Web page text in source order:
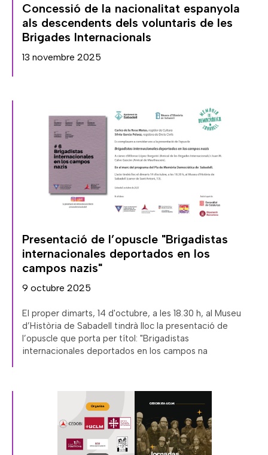
Concessió de la nacionalitat espanyola
als descendents dels voluntaris de les
Brigades Internacionals
13 novembre 2025
Presentació de l’opuscle "Brigadistas
internacionales deportados en los
campos nazis"
9 octubre 2025
El proper dimarts, 14 d'octubre, a les 18.30 h, al Museu
d’Història de Sabadell tindrà lloc la presentació de
l’opuscle que porta per títol: "Brigadistas
internacionales deportados en los campos na